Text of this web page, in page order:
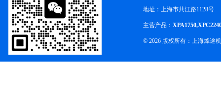
地址：上海市共江路1128号
主营产品：
© 2026 版权所有：上海烽途